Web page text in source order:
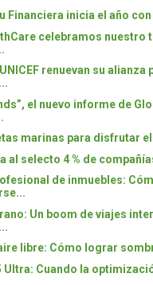
Financiera inicia el año
celebramos nuestro
renuevan su alianza
el nuevo informe de
marinas para disfrutar el
al selecto 4 % de
de inmuebles:
Un boom de viajes
libre: Cómo lograr
Ultra: Cuando la